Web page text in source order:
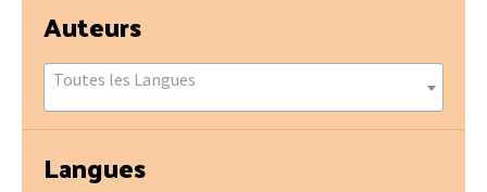
Auteurs
Toutes les Langues
Langues